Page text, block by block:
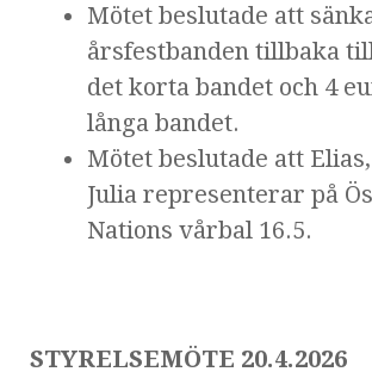
Mötet beslutade att
årsfestbanden tillbaka
det korta bandet och 4
långa bandet.
Mötet beslutade att
Julia representerar på
Nations vårbal 16.5.
STYRELSEMÖTE 20.4.2026